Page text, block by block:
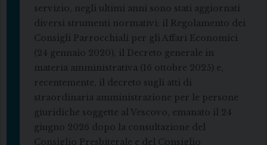
servizio, negli ultimi anni sono stati aggiornati
diversi strumenti normativi: il Regolamento dei
Consigli Parrocchiali per gli Affari Economici
(24 gennaio 2020), il Decreto generale in
materia amministrativa (16 ottobre 2025) e,
recentemente, il decreto sugli atti di
straordinaria amministrazione per le persone
giuridiche soggette al Vescovo, emanato il 24
giugno 2026 dopo la consultazione del
Consiglio Presbiterale e del Consiglio